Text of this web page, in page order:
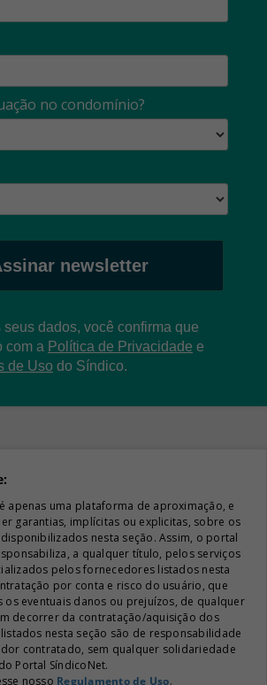
no condomínio?
newsletter
seus dados, você confirma que
com a Política de Privacidade e
de Uso do Síndico.
apenas uma plataforma de aproximação, e
garantias, implícitas ou explicitas, sobre os
nesta seção. Assim, o portal
a qualquer título, pelos serviços
pelos fornecedores listados nesta
por conta e risco do usuário, que
os eventuais danos ou prejuízos, de qualquer
decorrer da contratação/aquisição dos
nesta seção são de responsabilidade
contratado, sem qualquer solidariedade
Portal SíndicoNet.
nosso Regulamento de Uso.